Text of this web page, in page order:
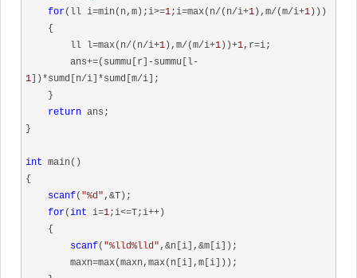
for(ll i=min(n,m);i>=1;i=max(n/(n/i+1 ),m/(m/i+1 )))
        ll l=max(n/(n/i+
1 ),m/(m/i+1 ))+1,r=i;
        ans+=(summu[r]-summu[l-
1 ])*sumd[n/i]*sumd[m/i];
return ans;
}
int main()
{
scanf( "%d" ,&T);
for(int i=1;i<=T;i++)
scanf( "%lld%lld" ,&n[i],&m[i]);